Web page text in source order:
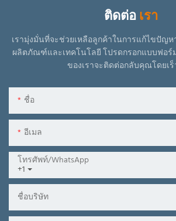
ติดต่อ เรา
เรามุ่งมั่นที่จะช่วยเหลือลูกค้าในการแก้ไขปัญ
ผลิตภัณฑ์และเทคโนโลยีโปรดกรอกแบบฟอ
ของเราจะติดต่อกลับคุณโดยเ
ชื่อ
อีเมล
+1
โทรศัพท์/WhatsApp
ชื่อบริษัท